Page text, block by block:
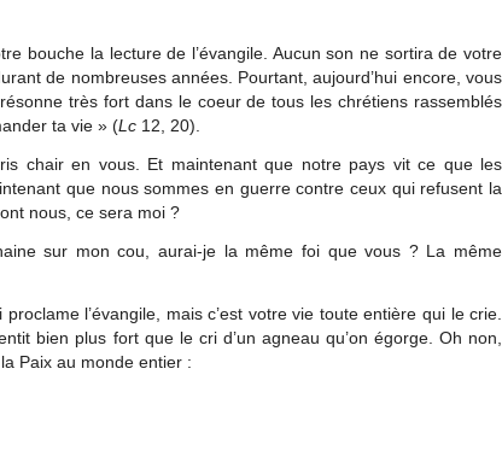
bouche la lecture de l’évangile. Aucun son ne sortira de votre
de nombreuses années. Pourtant, aujourd’hui encore, vous
très fort dans le coeur de tous les chrétiens rassemblés
ta vie » (Lc 12, 20).
chair en vous. Et maintenant que notre pays vit ce que les
que nous sommes en guerre contre ceux qui refusent la
nous, ce sera moi ?
sur mon cou, aurai-je la même foi que vous ? La même
l’évangile, mais c’est votre vie toute entière qui le crie.
bien plus fort que le cri d’un agneau qu’on égorge. Oh non,
Paix au monde entier :